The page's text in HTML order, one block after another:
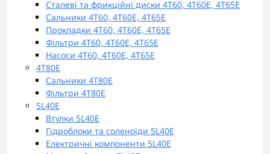
Сталеві та фрикційні диски 4T60, 4T60E, 4Т65E
Сальники 4T60, 4T60E, 4Т65E
Прокладки 4T60, 4T60E, 4Т65E
Фільтри 4T60, 4T60E, 4Т65E
Насоси 4T60, 4T60E, 4Т65E
4T80E
Сальники 4T80E
Фільтри 4T80E
5L40E
Втулки 5L40E
Гідроблоки та соленоїди 5L40E
Електричні компоненти 5L40E